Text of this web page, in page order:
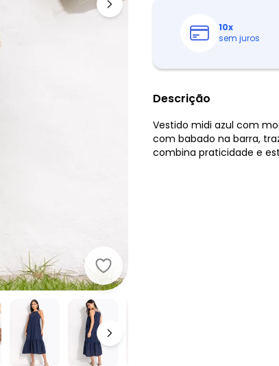
Quintess - Vestido Azul em Linho
10x
sem juros
Descrição
Vestido midi azul com
com babado na barra,
combina praticidade e